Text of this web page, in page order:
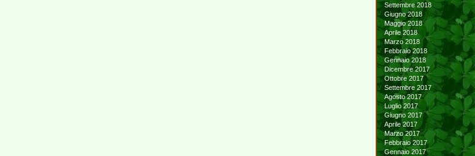
Settembre 2018
Giugno 2018
Maggio 2018
Aprile 2018
Marzo 2018
Febbraio 2018
Gennaio 2018
Dicembre 2017
Ottobre 2017
Settembre 2017
Agosto 2017
Luglio 2017
Giugno 2017
Aprile 2017
Marzo 2017
Febbraio 2017
Gennaio 2017